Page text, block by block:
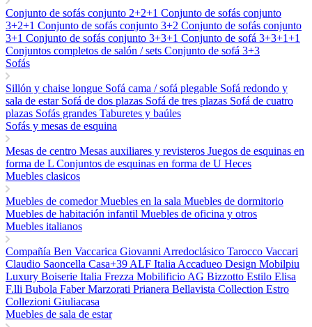
Conjunto de sofás conjunto 2+2+1 Conjunto de sofás conjunto
3+2+1 Conjunto de sofás conjunto 3+2 Conjunto de sofás conjunto
3+1 Conjunto de sofás conjunto 3+3+1 Conjunto de sofá 3+3+1+1
Conjuntos completos de salón / sets Conjunto de sofá 3+3
Sofás
Sillón y chaise longue Sofá cama / sofá plegable Sofá redondo y
sala de estar Sofá de dos plazas Sofá de tres plazas Sofá de cuatro
plazas Sofás grandes Taburetes y baúles
Sofás y mesas de esquina
Mesas de centro Mesas auxiliares y revisteros Juegos de esquinas en
forma de L Conjuntos de esquinas en forma de U Heces
Muebles clasicos
Muebles de comedorMuebles en la sala Muebles de dormitorio
Muebles de habitación infantil Muebles de oficina y otros
Muebles italianos
Compañía Ben Vaccarica Giovanni Arredoclásico Tarocco Vaccari
Claudio Saoncella Casa+39 ALF Italia Accadueo Design Mobilpiu
Luxury Boiserie Italia Frezza Mobilificio AG Bizzotto Estilo Elisa
F.lli Bubola FaberMarzorati Prianera Bellavista Collection Estro
Collezioni Giuliacasa
Muebles de sala de estar